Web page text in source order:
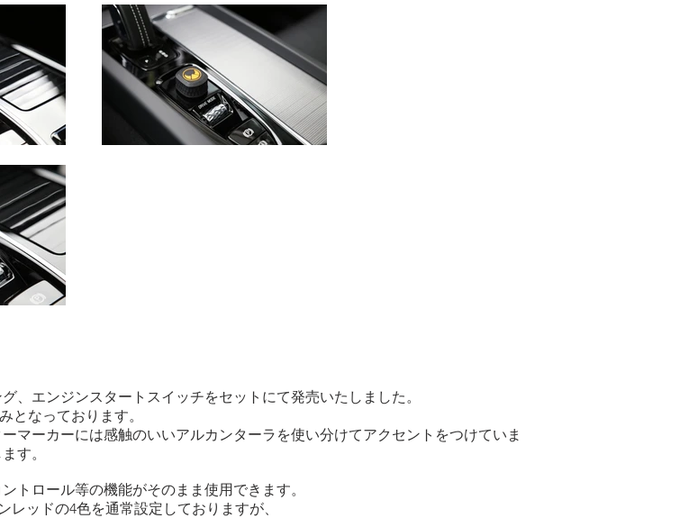
、エンジンスタートスイッチをセットにて発売いたしました。
となっております。
マーカーには感触のいいアルカンターラを使い分けてアクセントをつけていま
す。
トロール等の機能がそのまま使用できます。
ッドの4色を通常設定しておりますが、